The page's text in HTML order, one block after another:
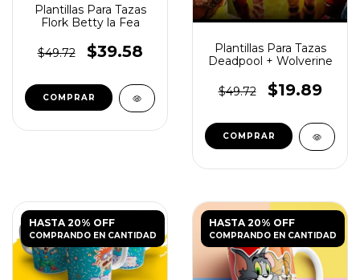
Plantillas Para Tazas
Flork Betty la Fea
$49.72 $39.58
Plantillas Para Tazas
Deadpool + Wolverine
$49.72 $19.89
HASTA 20% OFF
COMPRANDO EN CANTIDAD
HASTA 20% OFF
COMPRANDO EN CANTIDAD